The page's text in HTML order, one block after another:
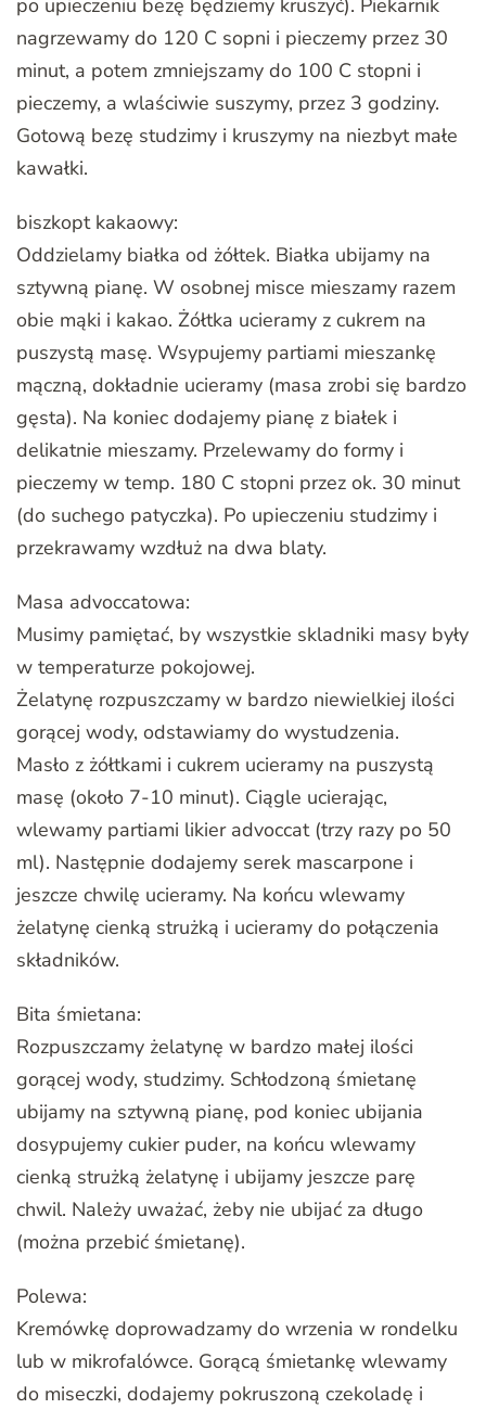
po upieczeniu bezę będziemy kruszyć). Piekarnik
nagrzewamy do 120 C sopni i pieczemy przez 30
minut, a potem zmniejszamy do 100 C stopni i
pieczemy, a wlaściwie suszymy, przez 3 godziny.
Gotową bezę studzimy i kruszymy na niezbyt małe
kawałki.
biszkopt kakaowy:
Oddzielamy białka od żółtek. Białka ubijamy na
sztywną pianę. W osobnej misce mieszamy razem
obie mąki i kakao. Żółtka ucieramy z cukrem na
puszystą masę. Wsypujemy partiami mieszankę
mączną, dokładnie ucieramy (masa zrobi się bardzo
gęsta). Na koniec dodajemy pianę z białek i
delikatnie mieszamy. Przelewamy do formy i
pieczemy w temp. 180 C stopni przez ok. 30 minut
(do suchego patyczka). Po upieczeniu studzimy i
przekrawamy wzdłuż na dwa blaty.
Masa advoccatowa:
Musimy pamiętać, by wszystkie skladniki masy były
w temperaturze pokojowej.
Żelatynę rozpuszczamy w bardzo niewielkiej ilości
gorącej wody, odstawiamy do wystudzenia.
Masło z żółtkami i cukrem ucieramy na puszystą
masę (około 7-10 minut). Ciągle ucierając,
wlewamy partiami likier advoccat (trzy razy po 50
ml). Następnie dodajemy serek mascarpone i
jeszcze chwilę ucieramy. Na końcu wlewamy
żelatynę cienką strużką i ucieramy do połączenia
składników.
Bita śmietana:
Rozpuszczamy żelatynę w bardzo małej ilości
gorącej wody, studzimy. Schłodzoną śmietanę
ubijamy na sztywną pianę, pod koniec ubijania
dosypujemy cukier puder, na końcu wlewamy
cienką strużką żelatynę i ubijamy jeszcze parę
chwil. Należy uważać, żeby nie ubijać za długo
(można przebić śmietanę).
Polewa:
Kremówkę doprowadzamy do wrzenia w rondelku
lub w mikrofalówce. Gorącą śmietankę wlewamy
do miseczki, dodajemy pokruszoną czekoladę i